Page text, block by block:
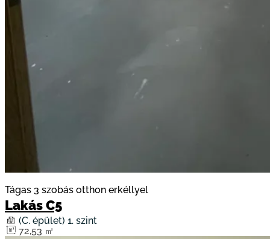
Tágas 3 szobás otthon erkéllyel
Lakás C5
(C. épület) 1. szint
72,53 ㎡